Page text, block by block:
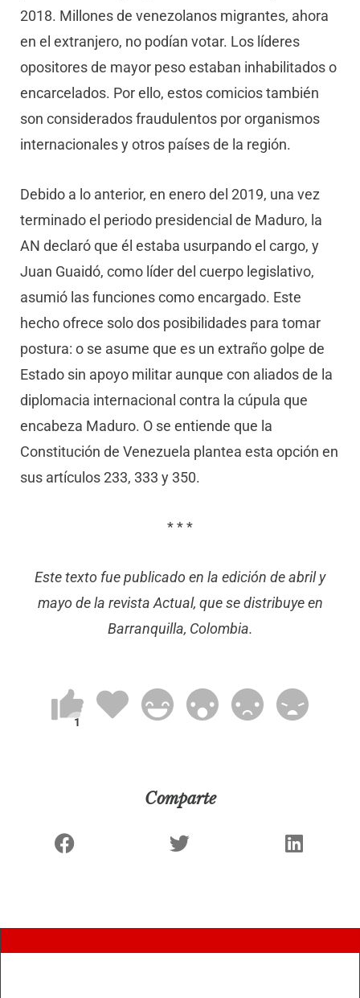
2018. Millones de venezolanos migrantes, ahora
en el extranjero, no podían votar. Los líderes
opositores de mayor peso estaban inhabilitados o
encarcelados. Por ello, estos comicios también
son considerados fraudulentos por organismos
internacionales y otros países de la región.
Debido a lo anterior, en enero del 2019, una vez
terminado el periodo presidencial de Maduro, la
AN declaró que él estaba usurpando el cargo, y
Juan Guaidó, como líder del cuerpo legislativo,
asumió las funciones como encargado. Este
hecho ofrece solo dos posibilidades para tomar
postura: o se asume que es un extraño golpe de
Estado sin apoyo militar aunque con aliados de la
diplomacia internacional contra la cúpula que
encabeza Maduro. O se entiende que la
Constitución de Venezuela plantea esta opción en
sus artículos 233, 333 y 350.
* * *
Este texto fue publicado en la edición de abril y
mayo de la revista Actual, que se distribuye en
Barranquilla, Colombia.
Comparte